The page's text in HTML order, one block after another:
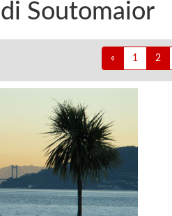
di Soutomaior
« 1 2